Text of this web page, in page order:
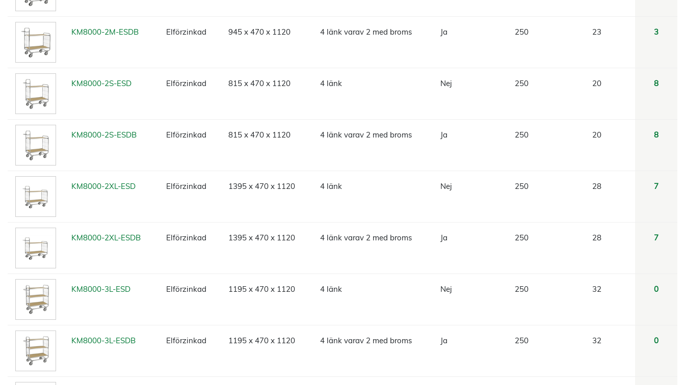
KM8000-2M-ESDB Elförzinkad 945 x 470 x 1120 4 länk varav 2 med broms Ja 250 23 3
KM8000-2S-ESD Elförzinkad 815 x 470 x 1120 4 länk Nej 250 20 8
KM8000-2S-ESDB Elförzinkad 815 x 470 x 1120 4 länk varav 2 med broms Ja 250 20 8
KM8000-2XL-ESD Elförzinkad 1395 x 470 x 1120 4 länk Nej 250 28 7
KM8000-2XL-ESDB Elförzinkad 1395 x 470 x 1120 4 länk varav 2 med broms Ja 250 28 7
KM8000-3L-ESD Elförzinkad 1195 x 470 x 1120 4 länk Nej 250 32 0
KM8000-3L-ESDB Elförzinkad 1195 x 470 x 1120 4 länk varav 2 med broms Ja 250 32 0